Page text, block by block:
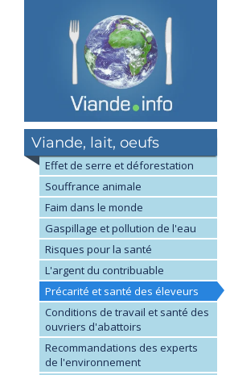
Viande, lait, oeufs
Effet de serre et déforestation
Souffrance animale
Faim dans le monde
Gaspillage et pollution de l'eau
Risques pour la santé
L'argent du contribuable
Précarité et santé des éleveurs
Conditions de travail et santé des
ouvriers d'abattoirs
Recommandations des experts
de l'environnement